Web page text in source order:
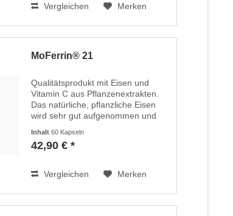
Vergleichen Merken
MoFerrin® 21
Qualitätsprodukt mit Eisen und
Vitamin C aus Pflanzenextrakten.
Das natürliche, pflanzliche Eisen
wird sehr gut aufgenommen und
Verträglichkeit aus. Eisen ist wichtig
für die Blutbildung, den...
Inhalt60 Kapseln
42,90 € *
Vergleichen Merken